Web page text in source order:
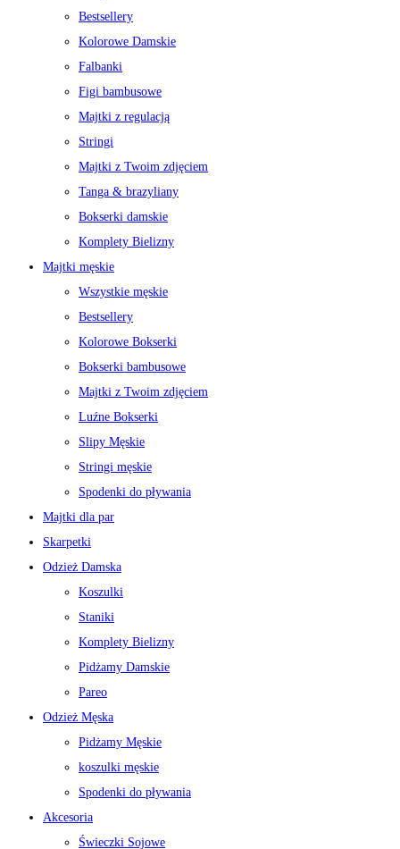
Bestsellery
Kolorowe Damskie
Falbanki
Figi bambusowe
Majtki z regulacją
Stringi
Majtki z Twoim zdjęciem
Tanga & brazyliany
Bokserki damskie
Komplety Bielizny
Majtki męskie
Wszystkie męskie
Bestsellery
Kolorowe Bokserki
Bokserki bambusowe
Majtki z Twoim zdjęciem
Luźne Bokserki
Slipy Męskie
Stringi męskie
Spodenki do pływania
Majtki dla par
Skarpetki
Odzież Damska
Koszulki
Staniki
Komplety Bielizny
Pidżamy Damskie
Pareo
Odzież Męska
Pidżamy Męskie
koszulki męskie
Spodenki do pływania
Akcesoria
Świeczki Sojowe